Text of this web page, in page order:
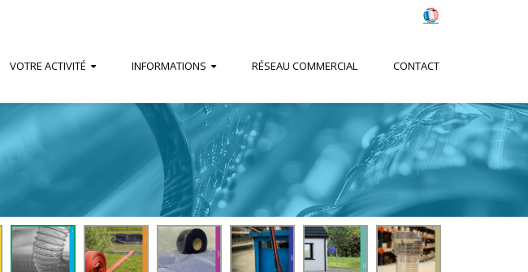
VOTRE ACTIVITÉ INFORMATIONS RÉSEAU COMMERCIAL CONTACT